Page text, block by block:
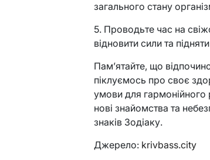
загального стану
5. Проводьте час на
відновити сили та
Пам’ятайте, що
піклуємось про своє
умови для гармонійного
нові знайомства та
знаків Зодіаку.
Джерело: krivbass.city